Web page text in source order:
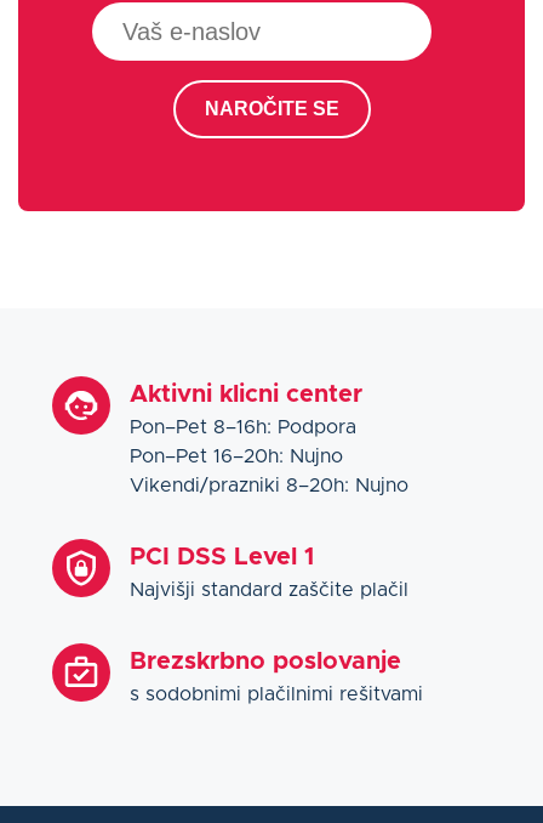
NAROČITE SE
Aktivni klicni center
Pon–Pet 8–16h: Podpora
Pon–Pet 16–20h: Nujno
Vikendi/prazniki 8–20h: Nujno
PCI DSS Level 1
Najvišji standard zaščite plačil
Brezskrbno poslovanje
s sodobnimi plačilnimi rešitvami